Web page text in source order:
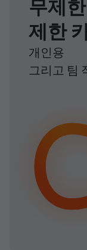
무제
제한
개인용
그리고 팀